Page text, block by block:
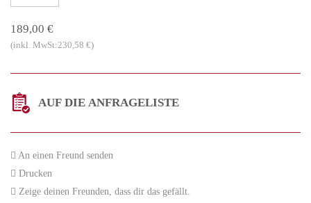
189,00 €
(inkl. MwSt:230,58 €)
AUF DIE ANFRAGELISTE
An einen Freund senden
Drucken
Zeige deinen Freunden, dass dir das gefällt.